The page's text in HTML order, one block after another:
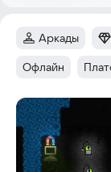
Категория:
Аркады
Тег:
Офлайн Тег: